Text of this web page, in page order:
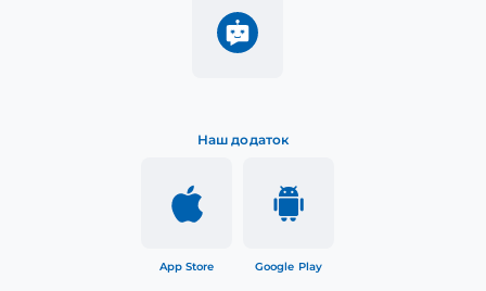
Наш додаток
App Store Google Play